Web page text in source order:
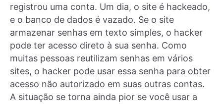
registrou uma conta. Um dia, o site é hackeado,
e o banco de dados é vazado. Se o site
armazenar senhas em texto simples, o hacker
pode ter acesso direto à sua senha. Como
muitas pessoas reutilizam senhas em vários
sites, o hacker pode usar essa senha para obter
acesso não autorizado em suas outras contas.
A situação se torna ainda pior se você usar a